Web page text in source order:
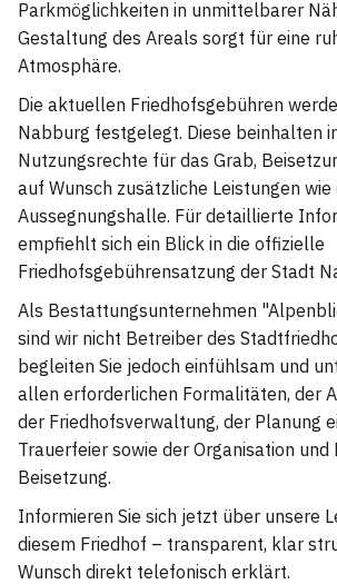
Parkmöglichkeiten in unmittelbarer
Gestaltung des Areals sorgt für eine
Atmosphäre.
Die aktuellen Friedhofsgebühren
Nabburg festgelegt. Diese beinhalten
Nutzungsrechte für das Grab,
auf Wunsch zusätzliche Leistungen
Aussegnungshalle. Für detaillierte
empfiehlt sich ein Blick in die offizielle
Friedhofsgebührensatzung der Stadt
Als Bestattungsunternehmen
sind wir nicht Betreiber des
begleiten Sie jedoch einfühlsam und
allen erforderlichen Formalitäten, der
der Friedhofsverwaltung, der Planung
Trauerfeier sowie der Organisation
Beisetzung.
Informieren Sie sich jetzt über unsere
diesem Friedhof – transparent, klar
Wunsch direkt telefonisch erklärt.